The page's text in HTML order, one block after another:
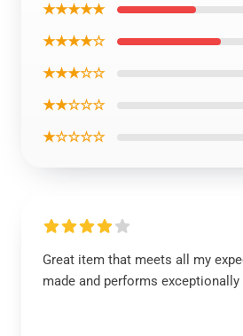
★★★★★
★★★★☆
★★★☆☆
★★☆☆☆
★☆☆☆☆
Great item that meets all my
made and performs exceptionally